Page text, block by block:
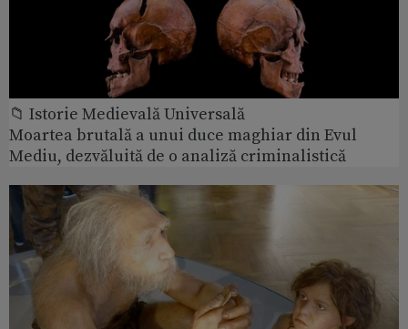
📁 Istorie Medievală Universală
Moartea brutală a unui duce maghiar din Evul
Mediu, dezvăluită de o analiză criminalistică